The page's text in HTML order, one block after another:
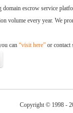
domain escrow service
volume every year. We
can “visit here” or contact
Copyright © 1998 -